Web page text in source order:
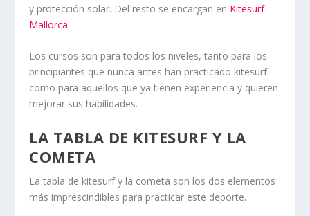
y protección solar. Del resto se encargan en Kitesurf
Mallorca.
Los cursos son para todos los niveles, tanto para los
principiantes que nunca antes han practicado kitesurf
como para aquellos que ya tienen experiencia y quieren
mejorar sus habilidades.
LA TABLA DE KITESURF Y LA
COMETA
La tabla de kitesurf y la cometa son los dos elementos
más imprescindibles para practicar este deporte.